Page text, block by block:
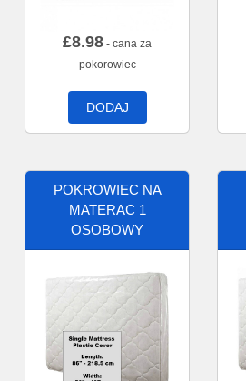
£8.98 - cana za
pokorowiec
DODAJ
POKROWIEC NA
MATERAC 1
OSOBOWY